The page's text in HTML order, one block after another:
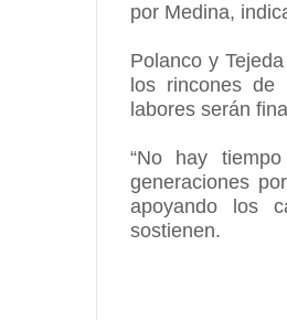
por Medina,
Polanco y
los rincones de
labores serán
“No hay
generaciones
apoyando los
sostienen.